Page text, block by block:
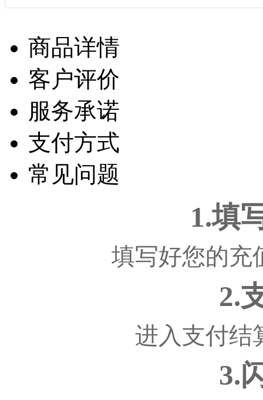
商品详情
客户评价
服务承诺
支付方式
常见问题
1.填
填写好您的充
2.
进入支付结
3.